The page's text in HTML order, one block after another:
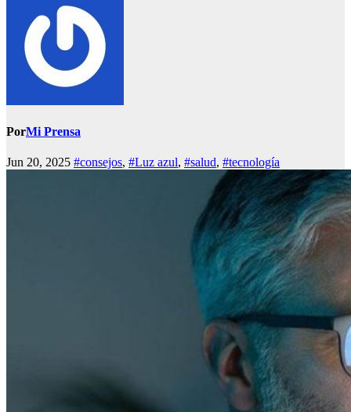
PorMi Prensa
Jun 20, 2025 #consejos, #Luz azul, #salud, #tecnología